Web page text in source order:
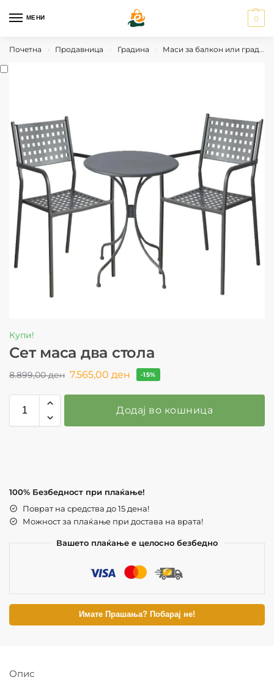
МЕНИ 0
Почетна › Продавница › Градина › Маси за балкон или градина
Купи!
Сет маса два стола
8.899,00ден 7.565,00 ден -15%
Додај во кошница
100% Безбедност при плаќање!
Поврат на средства до 15 дена!
Можност за плаќање при достава на врата!
Вашето плаќање е целосно безбедно
Имате Прашања? Побарај не!
Опис